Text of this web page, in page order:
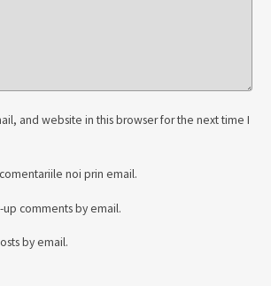
and website in this browser for the next time I
noi prin email.
comments by email.
by email.